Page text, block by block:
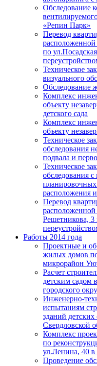
Обследование
«Репин Парк»
Перевод
расположенной
по
Техническое
визуального
Обследование
Комплекс
объекту
детского сада
Комплекс
объекту
Техническое
обследования
подвала и
Техническое
обследования
расположения
Перевод
расположенной
Решетникова, 3
Работы 2014 года
Проектные и
жилых домов
микрорайон
Расчет
детским садом
городского
Инженерно-
испытаниям
зданий детских
Свердловской
Комплекс
по
ул.Ленина, 40 в
Проведение